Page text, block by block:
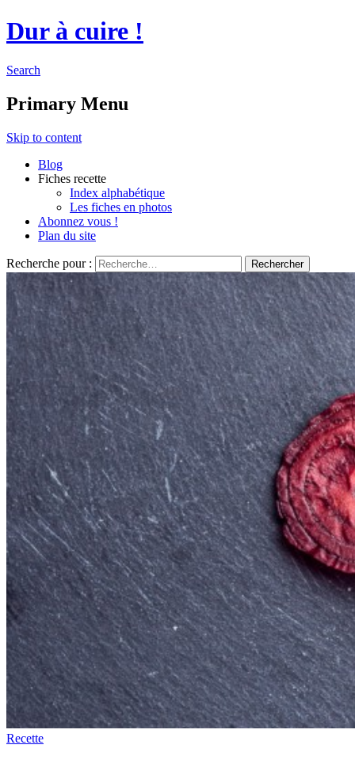
Dur à cuire !
Search
Primary Menu
Skip to content
Blog
Fiches recette
Index alphabétique
Les fiches en photos
Abonnez vous !
Plan du site
Recherche pour :
Recette